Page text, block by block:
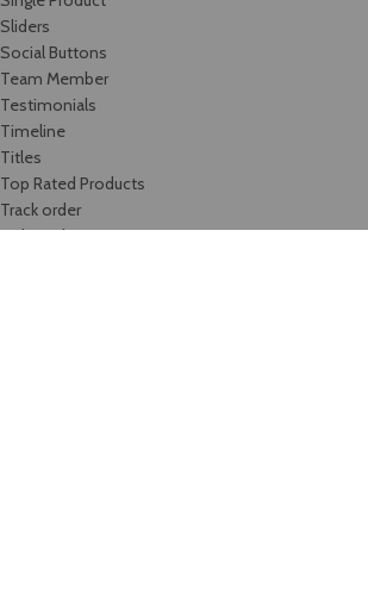
Sliders
Social Buttons
Team Member
Testimonials
Timeline
Titles
Top Rated Products
Track order
Video-element